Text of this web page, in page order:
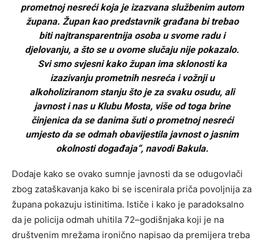
prometnoj nesreći koja je izazvana službenim autom
župana. Župan kao predstavnik građana bi trebao
biti najtransparentnija osoba u svome radu i
djelovanju, a što se u ovome slučaju nije pokazalo.
Svi smo svjesni kako župan ima sklonosti ka
izazivanju prometnih nesreća i vožnji u
alkoholiziranom stanju što je za svaku osudu, ali
javnost i nas u Klubu Mosta, više od toga brine
činjenica da se danima šuti o prometnoj nesreći
umjesto da se odmah obavijestila javnost o jasnim
okolnosti događaja“, navodi Bakula.
Dodaje kako se ovako sumnje javnosti da se odugovlači
zbog zataškavanja kako bi se iscenirala priča povoljnija za
župana pokazuju istinitima. Ističe i kako je paradoksalno
da je policija odmah uhitila 72–godišnjaka koji je na
društvenim mrežama ironično napisao da premijera treba